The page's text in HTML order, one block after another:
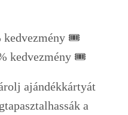
kedvezmény 🎟️
kedvezmény 🎟️
ajándékkártyát
a